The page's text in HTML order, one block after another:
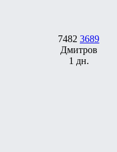
7482 3689
Дмитров
1 дн.